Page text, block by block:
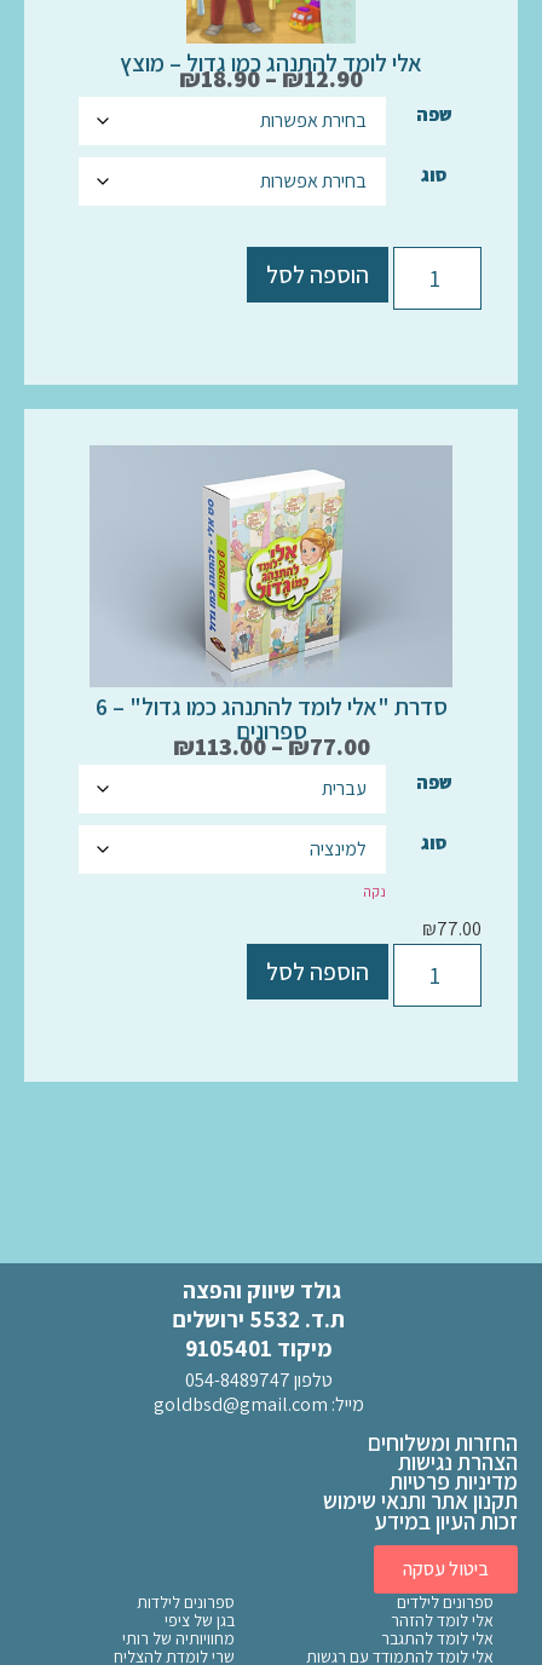
אלי לומד להתנהג כמו גדול – מוצץ
₪12.90
–
₪18.90
שפה
סוג
הוספה לסל
סדרת "אלי לומד להתנהג כמו גדול" – 6
ספרונים
₪77.00
–
₪113.00
שפה
סוג
נקה
₪77.00
הוספה לסל
גולד שיווק והפצה
ת.ד. 5532 ירושלים
מיקוד 9105401
טלפון 054-8489747
מייל: goldbsd@gmail.com
החזרות ומשלוחים
הצהרת נגישות
מדיניות פרטיות
תקנון אתר ותנאי שימוש
זכות העיון במידע
ביטול עסקה
ספרונים לילדים
אלי לומד להזהר
אלי לומד להתגבר
אלי לומד להתמודד עם רגשות
ספרונים לילדות
בגן של ציפי
מחוויותיה של רותי
שרי לומדת להצליח